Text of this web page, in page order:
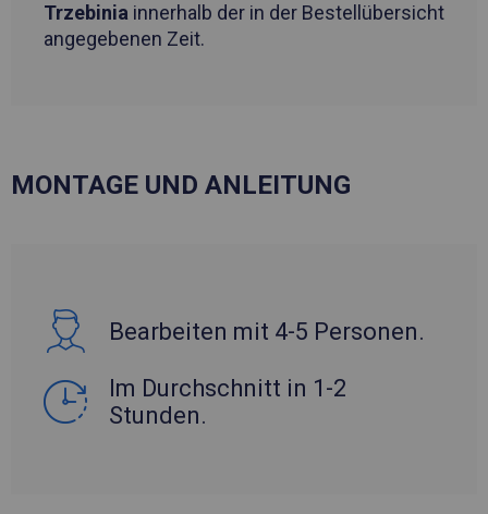
Trzebinia innerhalb der in der Bestellübersicht
angegebenen Zeit.
MONTAGE UND ANLEITUNG
Bearbeiten mit 4-5 Personen.
Im Durchschnitt in 1-2
Stunden.